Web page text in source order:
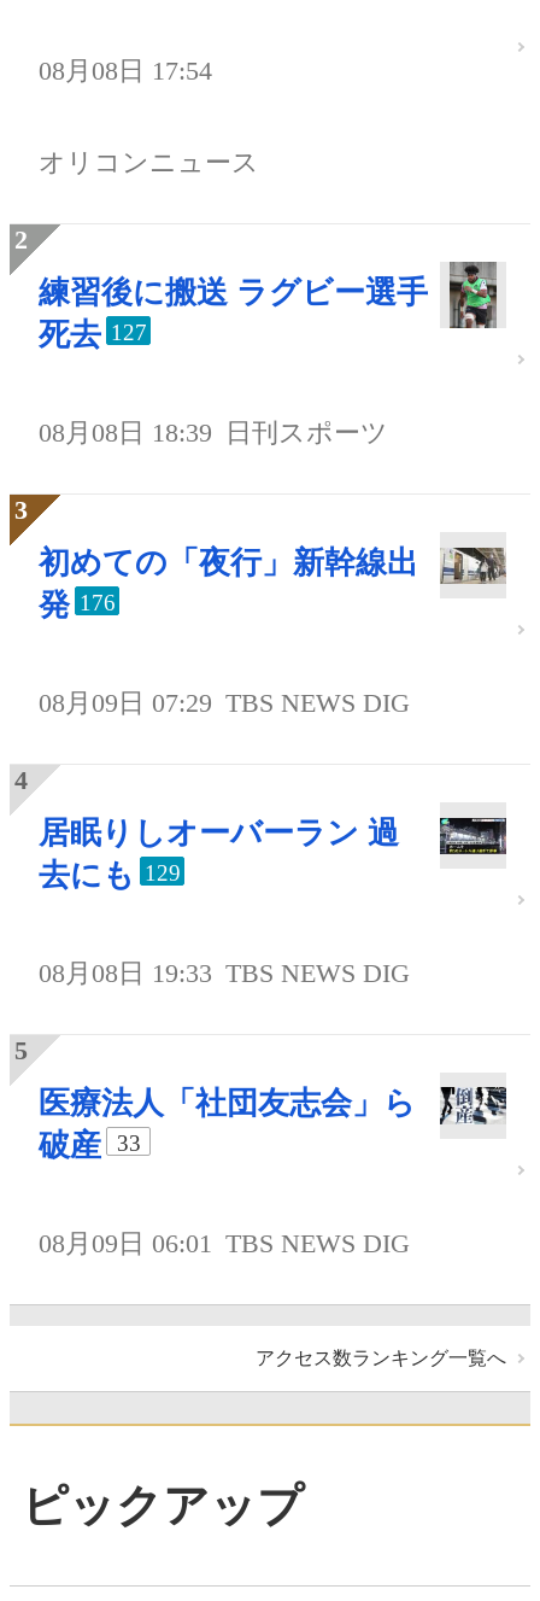
08月08日 17:54
オリコンニュース
練習後に搬送 ラグビー選手
死去 127
08月08日 18:39 日刊スポーツ
初めての「夜行」新幹線出
発 176
08月09日 07:29 TBS NEWS DIG
居眠りしオーバーラン 過
去にも
129
08月08日 19:33 TBS NEWS DIG
医療法人「社団友志会」ら
破産
33
08月09日 06:01 TBS NEWS DIG
アクセス数ランキング一覧へ
ピックアップ